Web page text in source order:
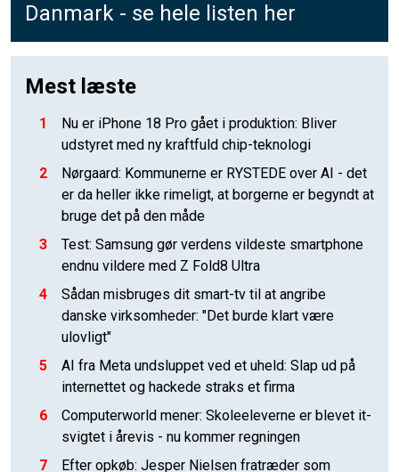
Danmark - se hele listen her
Mest læste
1
Nu er iPhone 18 Pro gået i produktion: Bliver
udstyret med ny kraftfuld chip-teknologi
2
Nørgaard: Kommunerne er RYSTEDE over AI - det
er da heller ikke rimeligt, at borgerne er begyndt at
bruge det på den måde
3
Test: Samsung gør verdens vildeste smartphone
endnu vildere med Z Fold8 Ultra
4
Sådan misbruges dit smart-tv til at angribe
danske virksomheder: "Det burde klart være
ulovligt"
5
AI fra Meta undsluppet ved et uheld: Slap ud på
internettet og hackede straks et firma
6
Computerworld mener: Skoleeleverne er blevet it-
svigtet i årevis - nu kommer regningen
7
Efter opkøb: Jesper Nielsen fratræder som